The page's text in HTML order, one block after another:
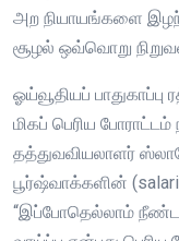
அற நியாயங்களை
சூழல் ஒவ்வொறு
ஓய்வூதியப்
மிகப் பெரிய
தத்துவவியலாளர்
பூர்ஷ்வாக்களின்
“இப்போதெல்லாம் நீண்ட